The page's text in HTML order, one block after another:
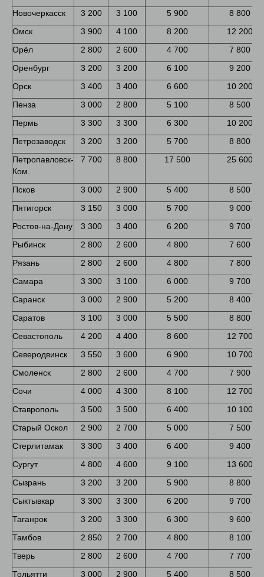
Новочеркасск
3 200 3 100 5 900
8 800
Омск
3 900 4 100 8 200
12 200
Орёл
2 800 2 600 4 700
7 800
Оренбург
3 200 3 200 6 100
9 200
Орск
3 400 3 400 6 600
10 200
Пенза
3 000 2 800 5 100
8 500
Пермь
3 300 3 300 6 300
10 200
Петрозаводск
3 200 3 200 5 700
8 800
Петропавловск-
Ком.
7 700 8 800 17 500 25 600
Псков 3 000 2 900 5 400
8 500
Пятигорск
3 150 3 000 5 700
9 000
Ростов-на-Дону
3 300 3 400 6 200
9 700
Рыбинск
2 800 2 600 4 800
7 600
Рязань
2 800 2 600 4 800
7 800
Самара
3 300 3 100 6 000
9 700
Саранск
3 000 2 900 5 200
8 400
Саратов
3 100 3 000 5 500
8 800
Севастополь
4 200 4 400 8 600
12 700
Северодвинск
3 550 3 600 6 900
10 700
Смоленск
2 800 2 600 4 700
7 900
Сочи
4 000 4 300 8 100
12 700
Ставрополь
3 500 3 500 6 400
10 100
Старый Оскол
2 900 2 700 5 000
7 500
Стерлитамак
3 300 3 400 6 400
9 400
Сургут
4 800 4 600 9 100
13 600
Сызрань
3 200 3 200 5 900
8 800
Сыктывкар
3 300 3 300 6 200
9 700
Таганрок
3 200 3 300 6 300
9 600
Тамбов
2 850 2 700 4 800
8 100
Тверь
2 800 2 600 4 700
7 700
Тольятти
3 000 2 900 5 400
8 500